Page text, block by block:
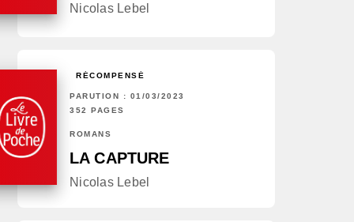
Nicolas Lebel
RÉCOMPENSÉ
PARUTION : 01/03/2023
352 PAGES
ROMANS
LA CAPTURE
Nicolas Lebel